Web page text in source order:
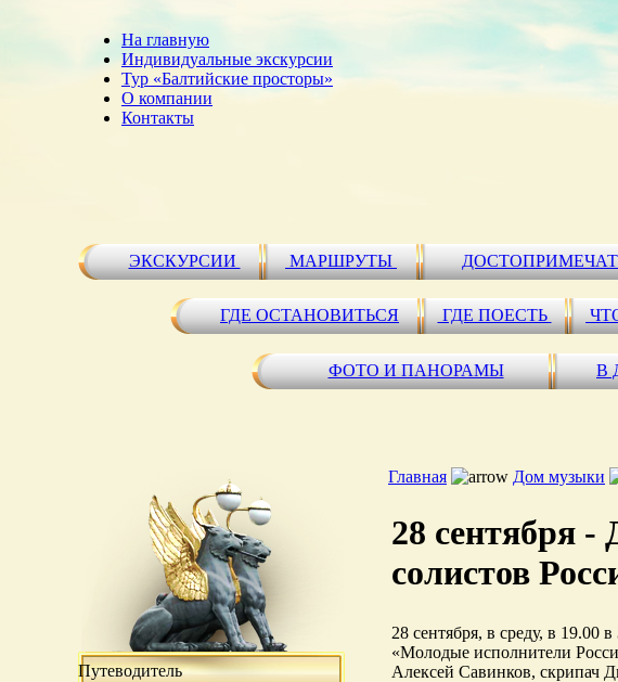
На главную
Индивидуальные экскурсии
Тур «Балтийские просторы»
О компании
Контакты
ЭКСКУРСИИ МАРШРУТЫ
ГДЕ ОСТАНОВИТЬСЯ ГДЕ ПОЕСТЬ
ФОТО И ПАНОРАМЫ В
Путеводитель
Главная Дом музыки
28 сентября
солистов
28 сентября, в среду, в 19.00
«Молодые исполнители
Алексей Савинков, скрипач